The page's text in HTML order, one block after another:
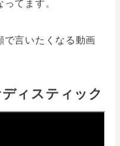
てます。
で言いたくなる動画
ィスティック